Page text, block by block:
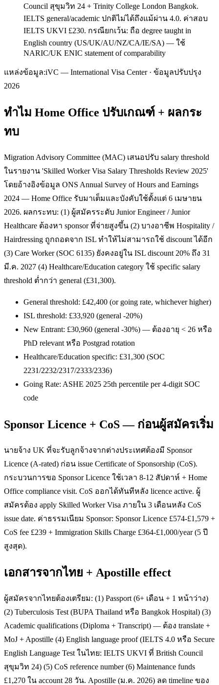
Council สุขุมวิท 24 + Trinity College London Bangkok.
IELTS general/academic ปกติไม่ได้ถึงแม้ผ่าน 4.0. ค่าสอบ
IELTS UKVI £230. กรณียกเว้น: ถือ degree taught in
English country (US/UK/AU/NZ/CA/IE/SA) — ใช้
NARIC/UK ENIC statement of comparability
แหล่งข้อมูล:iVC — International Visa Center · ข้อมูลปรับปรุง
2026
ทำไม Home Office ปรับเกณฑ์ + ผลกระ
ทบ
Migration Advisory Committee (MAC) เสนอปรับ salary threshold
ในรายงาน 'Skilled Worker Visa Salary Thresholds Review 2025'
โดยอ้างอิงข้อมูล ONS Annual Survey of Hours and Earnings
2024 — Home Office รับมาเต็มและบังคับใช้ตั้งแต่ 6 เมษายน
2026. ผลกระทบ: (1) ผู้สมัครระดับ Junior Engineer / Junior
Healthcare ต้องหา sponsor ที่จ่ายสูงขึ้น (2) บางอาชีพ Hospitality /
Hairdressing ถูกถอดจาก ISL ทำให้ไม่สามารถใช้ discount ได้อีก
(3) Care Worker (SOC 6135) ยังคงอยู่ใน ISL discount 20% ถึง 31
มี.ค. 2027 (4) Healthcare/Education category ใช้ specific salary
threshold ต่ำกว่า general (£31,300).
General threshold: £42,400 (or going rate, whichever higher)
ISL threshold: £33,920 (general -20%)
New Entrant: £30,960 (general -30%) — ต้องอายุ < 26 หรือ
PhD relevant หรือ Postgrad rotation
Healthcare/Education specific: £31,300 (SOC
2231/2232/2317/2333/2336)
Going Rate: ASHE 2025 25th percentile per 4-digit SOC
code
Sponsor Licence + CoS — ก่อนผู้สมัครเริ่ม
นายจ้าง UK ที่จะรับลูกจ้างจากต่างประเทศต้องมี Sponsor
Licence (A-rated) ก่อน issue Certificate of Sponsorship (CoS).
กระบวนการขอ Sponsor Licence ใช้เวลา 8-12 สัปดาห์ + Home
Office compliance visit. CoS ออกได้ทันทีหลัง licence active. ผู้
สมัครต้อง apply Skilled Worker Visa ภายใน 3 เดือนหลัง CoS
issue date. ค่าธรรมเนียม Sponsor: Sponsor Licence £574-£1,579 +
CoS fee £239 + Immigration Skills Charge £364-£1,000/year (5 ปี
สูงสุด).
เอกสารจากไทย + Apostille effect
ผู้สมัครจากไทยต้องเตรียม: (1) Passport (6+ เดือน + 1 หน้าว่าง)
(2) Tuberculosis Test (BUPA Thailand หรือ Bangkok Hospital) (3)
Academic qualifications (Diploma + Transcript) — ต้อง translate +
MoJ + Apostille (4) English language proof (IELTS 4.0 หรือ Secure
English Language Test ในไทย: IELTS UKVI ที่ British Council
สุขุมวิท 24) (5) CoS reference number (6) Maintenance funds
£1,270 ใน account 28 วัน. Apostille (ม.ค. 2026) ลด timeline ของ